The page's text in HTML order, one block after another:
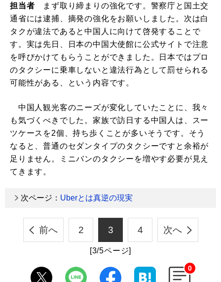
担当者
まず取り締まりの強化です。警察庁と国土交
通省には逮捕、摘発の強化をお願いしました。次は白
タクが違法であると中国人に向けて啓発することで
す。実は先日、日本の中国大使館に公式サイトで注意
を呼びかけてもらうことができました。日本ではプロ
のタクシーに乗車しないと違法行為として罰せられる
可能性がある、という内容です。
中国人観光客のニーズが変化していたことに、我々
も気づくべきでした。家族で訪日する中国人は、スー
ツケースを2個、持ち歩くことが多いそうです。そう
なると、普通のセダンタイプのタクシーですと余裕が
足りません。ミニバンのタクシーを増やす必要が見え
てきます。
次ページ： Uberとは真逆の現実
前へ 2 3 4 次へ
[3/5ページ]
0